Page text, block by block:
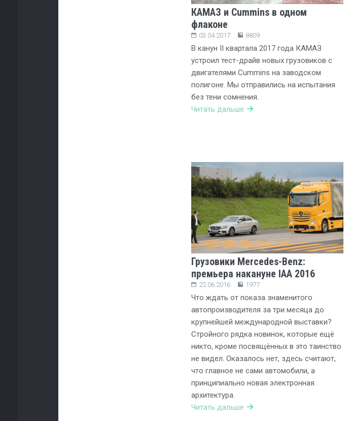
КАМАЗ и Cummins в одном
флаконе
03.04.2017 8809
В канун II квартала 2017 года КАМАЗ
устроил тест-драйв новых грузовиков с
двигателями Cummins на заводском
полигоне. Мы отправились на испытания
без тени сомнения.
Читать дальше
Грузовики Mercedes-Benz:
премьера накануне IAA 2016
22.06.2016 1977
Что ждать от показа знаменитого
автопроизводителя за три месяца до
крупнейшей международной выставки?
Стройного рядка новинок, которые ещё
никто, кроме посвящённых в это таинство
не видел. Оказалось нет, здесь считают,
что главное не сами автомобили, а
принципиально новая электронная
архитектура.
Читать дальше